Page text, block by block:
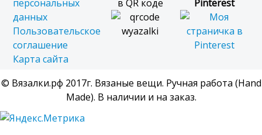
персональных
данных
Пользовательское
соглашение
Карта сайта
в QR коде Pinterest
© Вязалки.рф 2017г. Вязаные вещи. Ручная работа (Hand
Made). В наличии и на заказ.